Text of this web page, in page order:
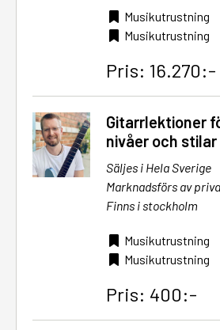
Musikutrustning
Musikutrustning
Pris: 16.270:-
Gitarrlektioner
nivåer och stilar
Säljes i Hela Sverige
Marknadsförs av
Finns i stockholm
Musikutrustning
Musikutrustning
Pris: 400:-